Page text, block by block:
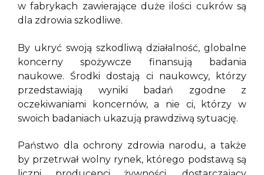
w fabrykach zawierające duże ilości cukrów są
dla zdrowia szkodliwe.
By ukryć swoją szkodliwą działalność, globalne
koncerny spożywcze finansują badania
naukowe. Środki dostają ci naukowcy, którzy
przedstawiają wyniki badań zgodne z
oczekiwaniami koncernów, a nie ci, którzy w
swoich badaniach ukazują prawdziwą sytuację.
Państwo dla ochrony zdrowia narodu, a także
by przetrwał wolny rynek, którego podstawą są